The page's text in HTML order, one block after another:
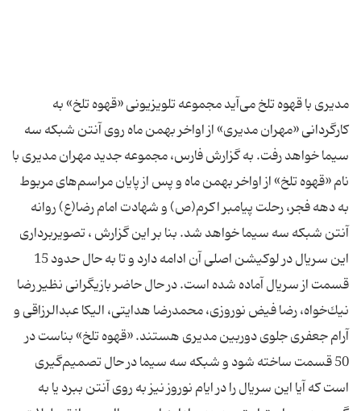
مدیری با قهوه تلخ می‌آید مجموعه تلویزیونی «قهوه تلخ» به
كارگردانی «مهران مدیری» از اواخر بهمن ماه روی آنتن شبكه سه
سیما خواهد رفت. به گزارش فارس، مجموعه جدید مهران مدیری با
نام «قهوه تلخ» از اواخر بهمن ماه و پس از پایان مراسم‌های مربوط
به دهه فجر، رحلت پیامبر اكرم(ص) و شهادت امام رضا(ع) روانه
آنتن شبكه سه سیما خواهد شد. بنا بر این گزارش ، تصویربرداری
این سریال در لوكیشن اصلی آن ادامه دارد و تا به حال حدود 15
قسمت از سریال آماده شده است. در حال حاضر بازیگرانی نظیر رضا
نیك‌خواه، رضا فیض نوروزی، محمدرضا هدایتی، الیكا عبدالرزاقی و
آرام جعفری جلوی دوربین مدیری هستند. «قهوه تلخ» بناست در
50 قسمت ساخته شود و شبكه سه سیما در حال تصمیم‌گیری
است كه آیا این سریال را در ایام نوروز نیز به روی آنتن ببرد یا به